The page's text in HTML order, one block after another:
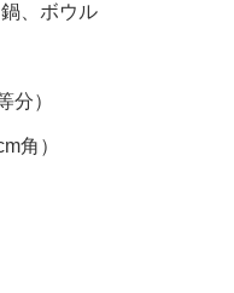
、ボウル
）
）